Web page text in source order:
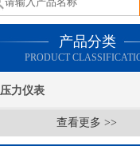
产品分类
PRODUCT
压力仪表
查看更多 >>